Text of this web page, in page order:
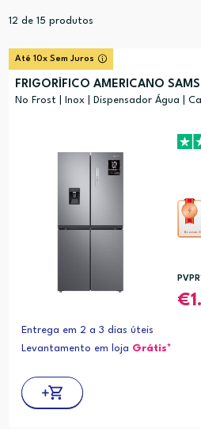
12 de 15 produtos
Até 10x Sem Juros
FRIGORÍFICO AMERICANO
No Frost | Inox | Dispensador Água |
Bronze
Esta
de
Entrega em 2 a 3 dias úteis
Levantamento em loja Grátis*